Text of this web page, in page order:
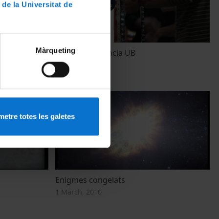
la Universitat de
Màrqueting
totes les galetes
Festa de la Ciència UB
27 May, 2015
Enigmes congelats
1 March, 2010